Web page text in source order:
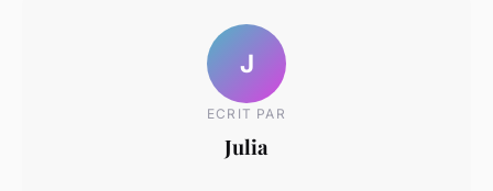
J
ECRIT PAR
Julia